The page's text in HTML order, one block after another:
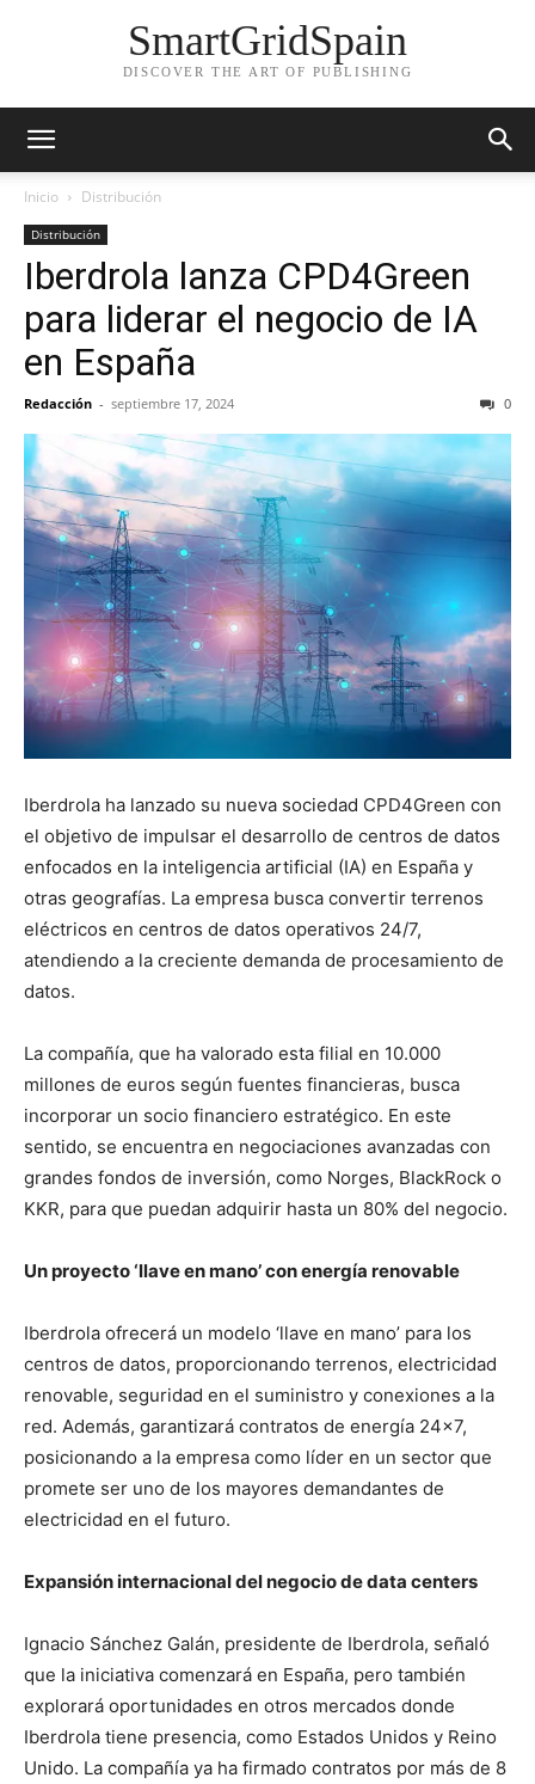
SmartGridSpain
DISCOVER THE ART OF PUBLISHING
Inicio Distribución
Distribución
Iberdrola lanza CPD4Green
para liderar el negocio de IA
en España
Redacción - septiembre 17, 2024 0
Iberdrola ha lanzado su nueva sociedad CPD4Green con
el objetivo de impulsar el desarrollo de centros de datos
enfocados en la inteligencia artificial (IA) en España y
otras geografías. La empresa busca convertir terrenos
eléctricos en centros de datos operativos 24/7,
atendiendo a la creciente demanda de procesamiento de
datos.
La compañía, que ha valorado esta filial en 10.000
millones de euros según fuentes financieras, busca
incorporar un socio financiero estratégico. En este
sentido, se encuentra en negociaciones avanzadas con
grandes fondos de inversión, como Norges, BlackRock o
KKR, para que puedan adquirir hasta un 80% del negocio.
Un proyecto ‘llave en mano’ con energía renovable
Iberdrola ofrecerá un modelo ‘llave en mano’ para los
centros de datos, proporcionando terrenos, electricidad
renovable, seguridad en el suministro y conexiones a la
red. Además, garantizará contratos de energía 24×7,
posicionando a la empresa como líder en un sector que
promete ser uno de los mayores demandantes de
electricidad en el futuro.
Expansión internacional del negocio de data centers
Ignacio Sánchez Galán, presidente de Iberdrola, señaló
que la iniciativa comenzará en España, pero también
explorará oportunidades en otros mercados donde
Iberdrola tiene presencia, como Estados Unidos y Reino
Unido. La compañía ya ha firmado contratos por más de 8